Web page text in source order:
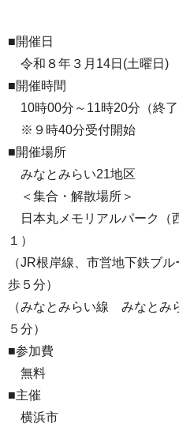
■開催日
令和８年３月14日(土曜日)
■開催時間
10時00分～11時20分（終了
※９時40分受付開始
■開催場所
みなとみらい21地区
＜集合・解散場所＞
日本丸メモリアルパーク（
１）
（JR根岸線、市営地下鉄
歩５分）
（みなとみらい線 みなと
５分）
■参加費
無料
■主催
横浜市